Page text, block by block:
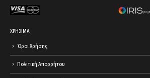
ΧΡΗΣΙΜΑ
Όροι Χρήσης
Πολιτική Απορρήτου